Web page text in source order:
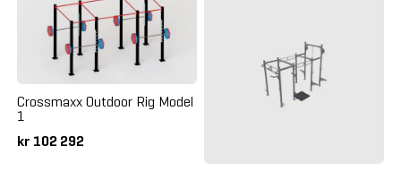
Crossmaxx Outdoor Rig Model
1
kr 102 292